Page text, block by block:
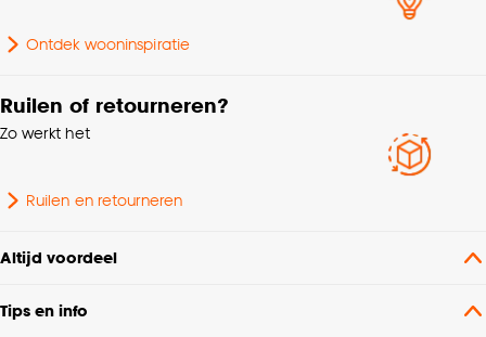
Breedte
Vorm
Bohemian, Japandi
Soort vloerlamp
Ontdek wooninspiratie
Ruilen of retourneren?
Zo werkt het
Ruilen en retourneren
Altijd voordeel
Tips en info